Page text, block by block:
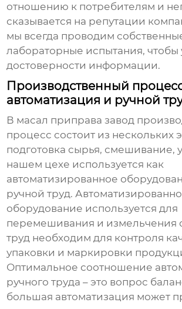
отношению к потребителям и
сказывается на репутации
мы всегда проводим
лабораторные испытания, чтобы
достоверности информации.
Производственный
автоматизация и ручной
В масал приправа завод
процесс состоит из нескольких
подготовка сырья, смешивание,
нашем цехе используется как
автоматизированное
ручной труд.
оборудование используется для
перемешивания и измельчения
труд необходим для контроля
упаковки и маркировки
Оптимальное соотношение
ручного труда – это вопрос
большая автоматизация может